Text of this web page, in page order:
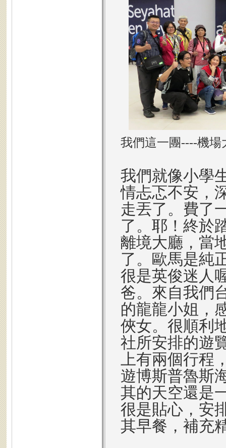
我們這一團----機場
我們就像小學
情忐忑不安，
走丟了。費了
了。耶！終於
離境大廳，當
了。歐馬是純
很是英俊迷人
爸。來自我們
的龍龍小姐，
俠女。很順利
社所安排的遊
上有兩個行程
遊博斯普魯斯
其的天空還是
很是貼心，安
其早餐，補充